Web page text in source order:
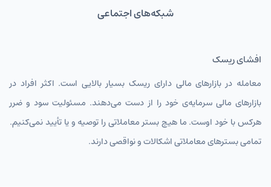
شبکه‌های اجتماعی
افشای ریسک
معامله در بازارهای مالی دارای ریسک بسیار بالایی است. اکثر افراد در
بازارهای مالی سرمایه‌ی خود را از دست می‌دهند. مسئولیت سود و ضرر
هرکس با خود اوست. ما هیچ بستر معاملاتی را توصیه و یا تأیید نمی‌کنیم.
تمامی بسترهای معاملاتی اشکالات و نواقصی دارند.